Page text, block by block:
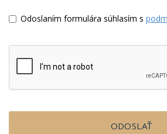
Odoslaním formulára súhlasím s
ODOSLAŤ